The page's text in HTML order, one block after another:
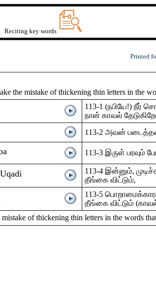
Reciting key words
Printed
the mistake of thickening thin letters in the
113-1 (நபியே!) நீர்
நான் காவல்
113-2 அவன்
113-3 இருள் பரவும்
qadi
113-4 இன்னும்,
தீங்கை விட்டும்,
113-5
தீங்கை விட்டும்
of thickening thin letters in the words